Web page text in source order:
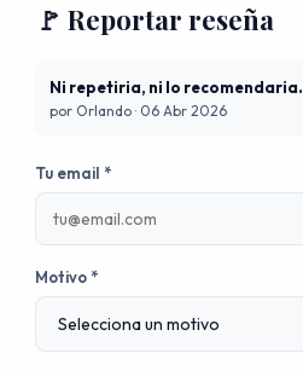
🚩 Reportar reseña
Ni repetiria, ni lo recomendaria.
por Orlando · 06 Abr 2026
Tu email *
Motivo *